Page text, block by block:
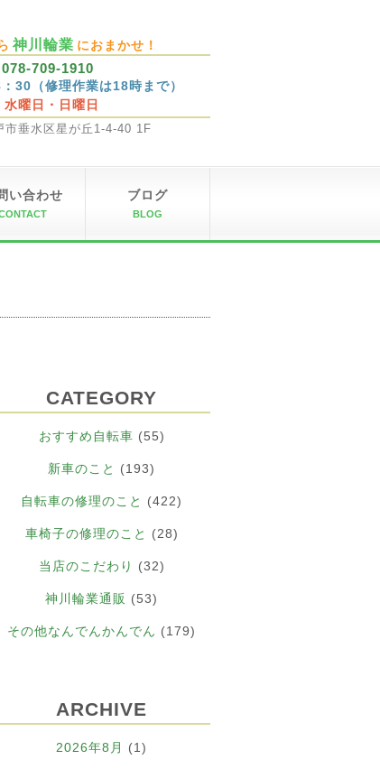
神川輪業 におまかせ！
709-1910
30（修理作業は18時まで）
水曜日・日曜日
市垂水区星が丘1-4-40 1F
い合わせ ブログ
BLOG
CATEGORY
おすすめ自転車 (55)
新車のこと (193)
自転車の修理のこと (422)
車椅子の修理のこと (28)
当店のこだわり (32)
神川輪業通販 (53)
その他なんでんかんでん (179)
ARCHIVE
2026年8月 (1)